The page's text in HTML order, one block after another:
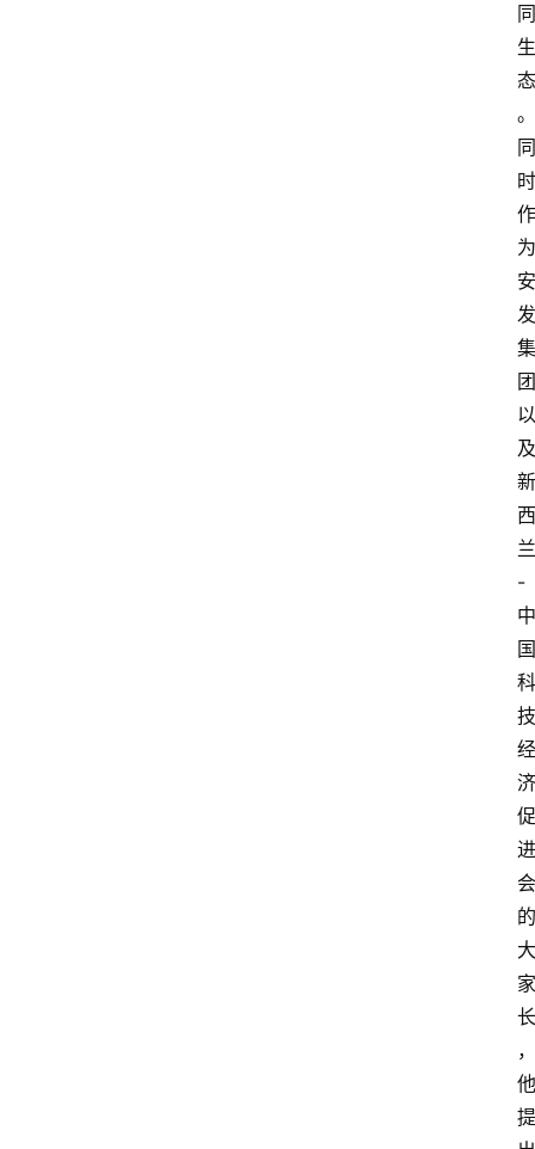
同
生
态
。
同
时
作
为
安
发
集
团
以
及
新
西
兰
-
中
国
科
技
经
济
促
进
会
的
大
家
长
，
他
提